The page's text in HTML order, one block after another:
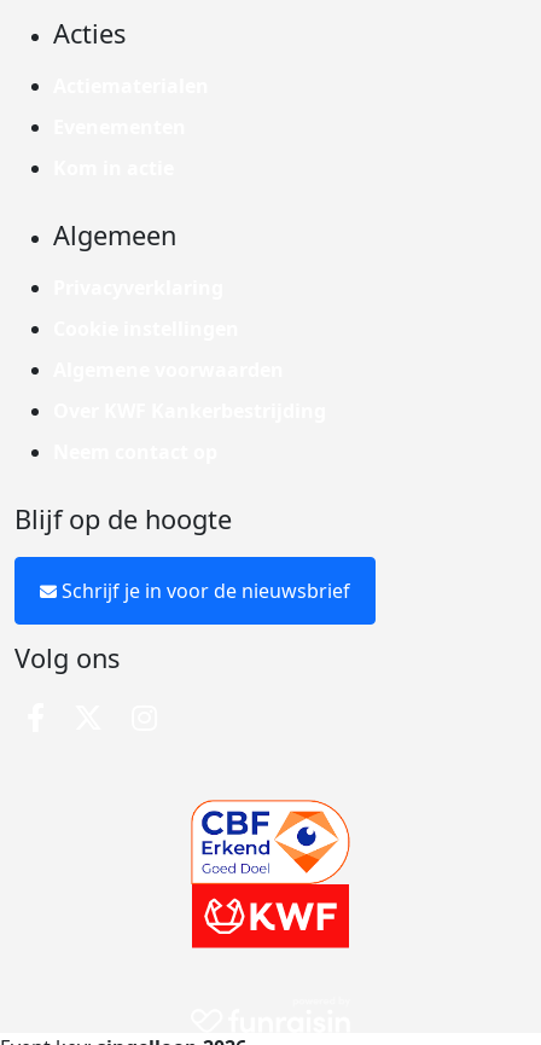
Acties
Algemeen
Blijf op de hoogte
Schrijf je in voor de nieuwsbrief
Volg ons